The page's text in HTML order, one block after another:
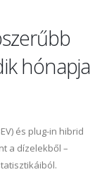
hónapja
és plug-in hibrid
a dízelekből –